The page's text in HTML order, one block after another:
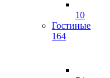
10
Гостиные
164